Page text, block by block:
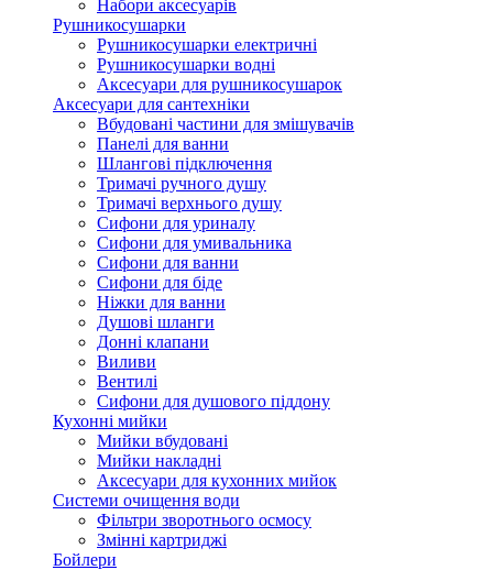
Набори аксесуарів
Рушникосушарки
Рушникосушарки електричні
Рушникосушарки водні
Аксесуари для рушникосушарок
Аксесуари для сантехніки
Вбудовані частини для змішувачів
Панелі для ванни
Шлангові підключення
Тримачі ручного душу
Тримачі верхнього душу
Сифони для уриналу
Сифони для умивальника
Сифони для ванни
Сифони для біде
Ніжки для ванни
Душові шланги
Донні клапани
Виливи
Вентилі
Сифони для душового піддону
Кухонні мийки
Мийки вбудовані
Мийки накладні
Аксесуари для кухонних мийок
Системи очищення води
Фільтри зворотнього осмосу
Змінні картриджі
Бойлери